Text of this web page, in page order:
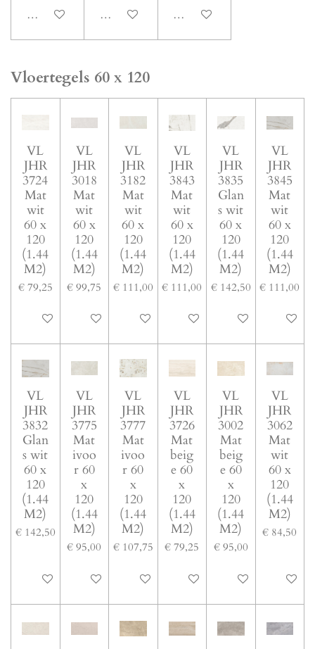
In winkelwagen In winkelwagen In winkelwagen
Vloertegels 60 x 120
VL
JHR
3724
Mat
wit
60 x
120
(1.44
M2)
€ 79,25
In winkelwagen
VL
JHR
3018
Mat
wit
60 x
120
(1.44
M2)
€ 99,75
In winkelwagen
VL
JHR
3182
Mat
wit
60 x
120
(1.44
M2)
€ 111,00
In winkelwagen
VL
JHR
3843
Mat
wit
60 x
120
(1.44
M2)
€ 111,00
In winkelwagen
VL
JHR
3835
Glan
s wit
60 x
120
(1.44
M2)
€ 142,50
In winkelwagen
VL
JHR
3845
Mat
wit
60 x
120
(1.44
M2)
€ 111,00
In
VL
JHR
3832
Glan
s wit
60 x
120
(1.44
M2)
€ 142,50
In winkelwagen
VL
JHR
3775
Mat
ivoo
r 60
x
120
(1.44
M2)
€ 95,00
In winkelwagen
VL
JHR
3777
Mat
ivoo
r 60
x
120
(1.44
M2)
€ 107,75
In winkelwagen
VL
JHR
3726
Mat
beig
e 60
x
120
(1.44
M2)
€ 79,25
In winkelwagen
VL
JHR
3002
Mat
beig
e 60
x
120
(1.44
M2)
€ 95,00
In winkelwagen
VL
JHR
3062
Mat
wit
60 x
120
(1.44
M2)
€ 84,50
In